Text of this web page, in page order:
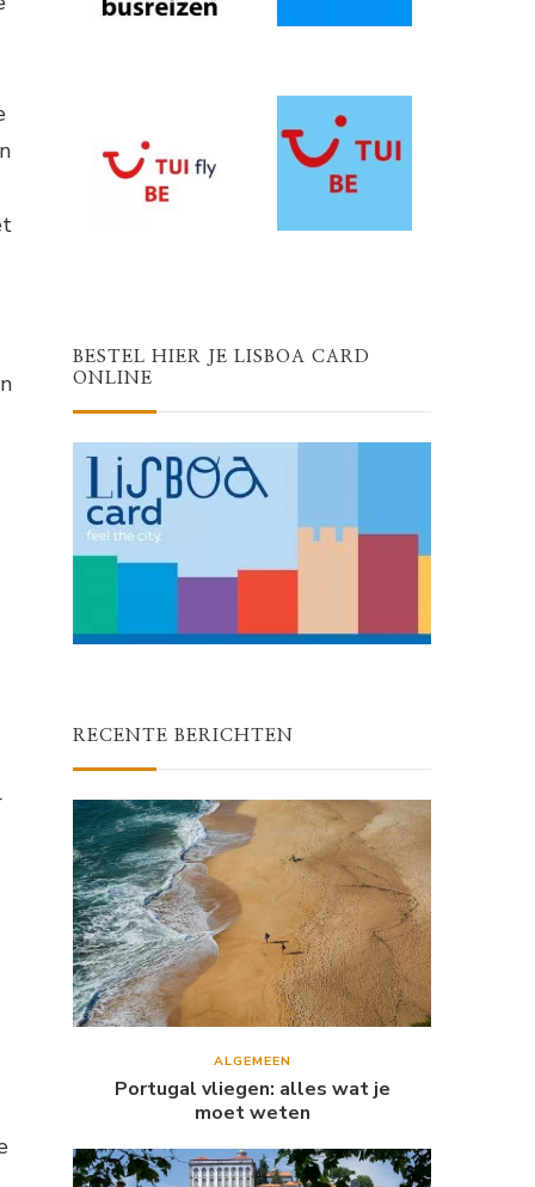
BESTEL HIER JE LISBOA CARD
ONLINE
RECENTE BERICHTEN
ALGEMEEN
Portugal vliegen: alles wat je
moet weten